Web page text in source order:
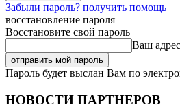
Забыли пароль? получить помощь
восстановление пароля
Восстановите свой пароль
Ваш
Пароль будет выслан Вам по
НОВОСТИ ПАРТНЕРОВ